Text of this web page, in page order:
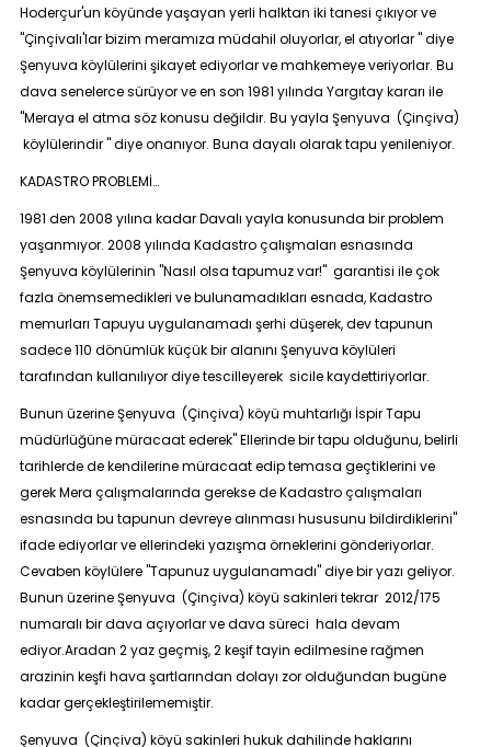
Hoderçur'un köyünde yaşayan yerli halktan iki tanesi çıkıyor ve
"Çinçivalı'lar bizim meramıza müdahil oluyorlar, el atıyorlar " diye
Şenyuva köylülerini şikayet ediyorlar ve mahkemeye veriyorlar. Bu
dava senelerce sürüyor ve en son 1981 yılında Yargıtay kararı ile
"Meraya el atma söz konusu değildir. Bu yayla Şenyuva (Çinçiva)
köylülerindir " diye onanıyor. Buna dayalı olarak tapu yenileniyor.
KADASTRO PROBLEMİ…
1981 den 2008 yılına kadar Davalı yayla konusunda bir problem
yaşanmıyor. 2008 yılında Kadastro çalışmaları esnasında
Şenyuva köylülerinin "Nasıl olsa tapumuz var!" garantisi ile çok
fazla önemsemedikleri ve bulunamadıkları esnada, Kadastro
memurları Tapuyu uygulanamadı şerhi düşerek, dev tapunun
sadece 110 dönümlük küçük bir alanını Şenyuva köylüleri
tarafından kullanılıyor diye tescilleyerek sicile kaydettiriyorlar.
Bunun üzerine Şenyuva (Çinçiva) köyü muhtarlığı İspir Tapu
müdürlüğüne müracaat ederek" Ellerinde bir tapu olduğunu, belirli
tarihlerde de kendilerine müracaat edip temasa geçtiklerini ve
gerek Mera çalışmalarında gerekse de Kadastro çalışmaları
esnasında bu tapunun devreye alınması hususunu bildirdiklerini"
ifade ediyorlar ve ellerindeki yazışma örneklerini gönderiyorlar.
Cevaben köylülere "Tapunuz uygulanamadı" diye bir yazı geliyor.
Bunun üzerine Şenyuva (Çinçiva) köyü sakinleri tekrar 2012/175
numaralı bir dava açıyorlar ve dava süreci hala devam
ediyor.Aradan 2 yaz geçmiş, 2 keşif tayin edilmesine rağmen
arazinin keşfi hava şartlarından dolayı zor olduğundan bugüne
kadar gerçekleştirilememiştir.
Şenyuva (Çinçiva) köyü sakinleri hukuk dahilinde haklarını